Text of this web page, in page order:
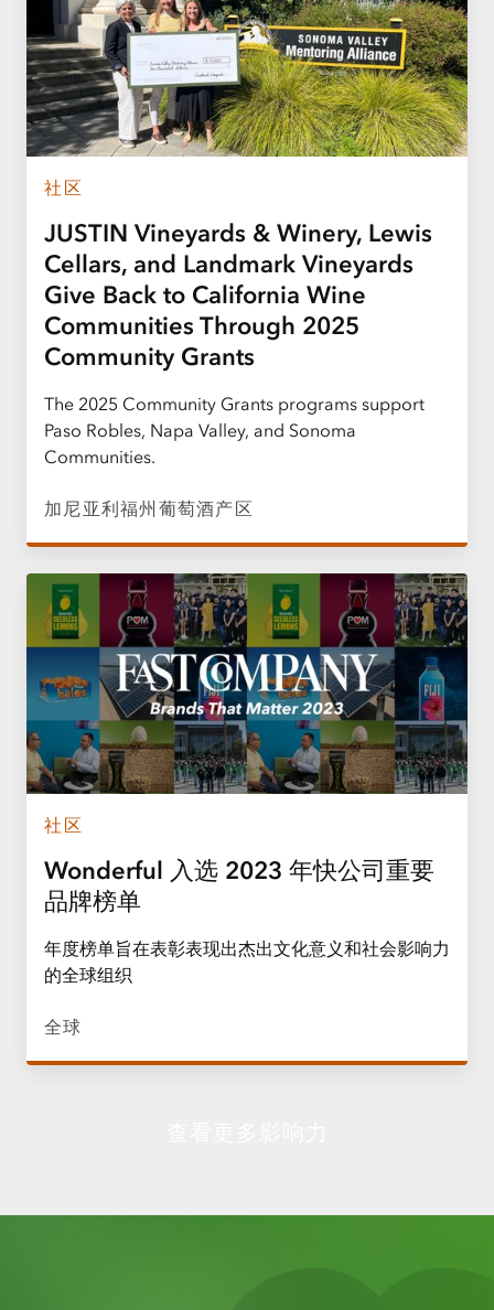
社区
JUSTIN Vineyards & Winery, Lewis
Cellars, and Landmark Vineyards
Give Back to California Wine
Communities Through 2025
Community Grants
The 2025 Community Grants programs support
Paso Robles, Napa Valley, and Sonoma
Communities.
加尼亚利福州葡萄酒产区
社区
Wonderful 入选 2023 年快公司重要
品牌榜单
年度榜单旨在表彰表现出杰出文化意义和社会影响力
的全球组织
全球